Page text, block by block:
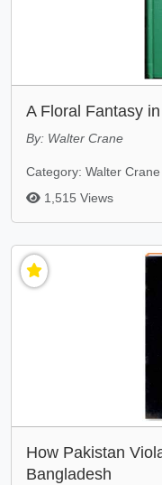
A Floral Fantasy
By: Walter Crane
Category: Walter Crane
1,515 Views
How Pakistan
Bangladesh